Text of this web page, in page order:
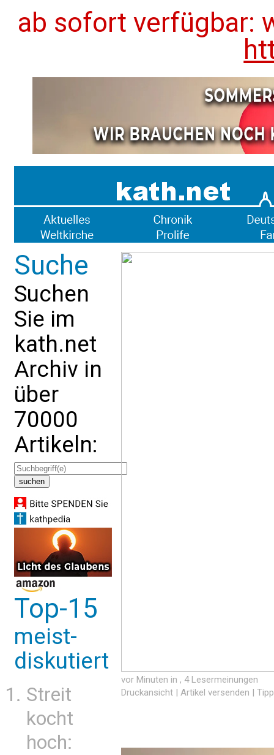
ab sofort verfügbar:
Suche
Suchen
Sie im
kath.net
Archiv in
über
70000
Artikeln:
Top-15
meist-
diskutiert
Streit
kocht
hoch:
vor Minuten in , 4 Lesermeinungen
Druckansicht | Artikel versenden |